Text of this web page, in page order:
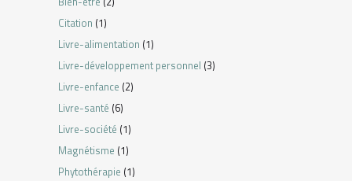
Citation (1)
Livre-alimentation (1)
Livre-développement personnel (3)
Livre-enfance (2)
Livre-santé (6)
Livre-société (1)
Magnétisme (1)
Phytothérapie (1)